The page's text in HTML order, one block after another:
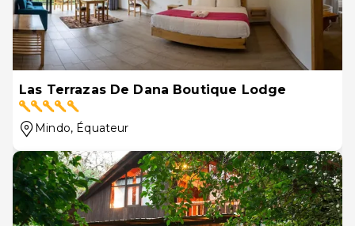
Las Terrazas De Dana Boutique Lodge
Mindo, Équateur